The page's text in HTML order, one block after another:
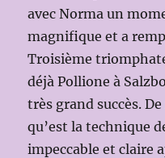
avec Norma un
magnifique et a
Troisième
déjà Pollione à
très grand succès.
qu’est la technique
impeccable et claire